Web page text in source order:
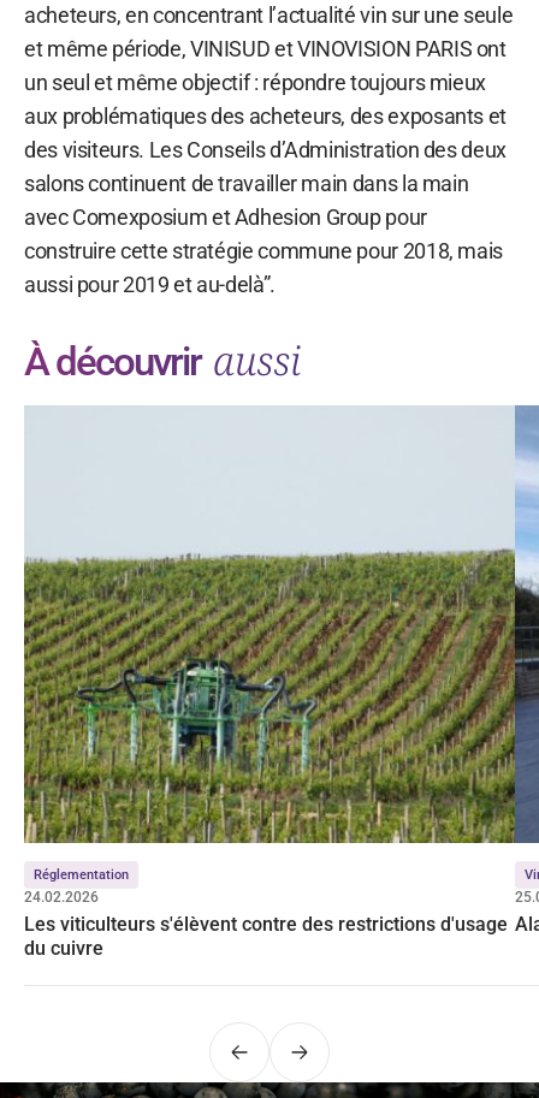
acheteurs, en concentrant l’actualité vin sur une seule
et même période, VINISUD et VINOVISION PARIS ont
un seul et même objectif : répondre toujours mieux
aux problématiques des acheteurs, des exposants et
des visiteurs. Les Conseils d’Administration des deux
salons continuent de travailler main dans la main
avec Comexposium et Adhesion Group pour
construire cette stratégie commune pour 2018, mais
aussi pour 2019 et au-delà”.
À découvrir aussi
Réglementation
24.02.2026
Les viticulteurs s'élèvent contre des restrictions d'usage
du cuivre
PrécédentSuivant